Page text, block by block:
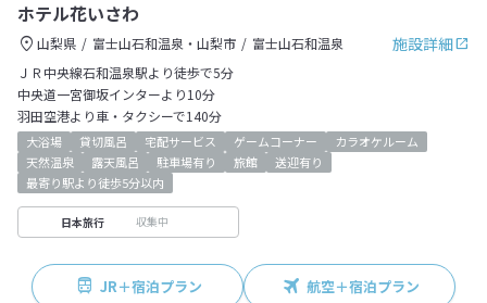
ホテル花いさわ
施設詳細
山梨県 富士山石和温泉・山梨市
富士山石和温泉
ＪＲ中央線石和温泉駅より徒歩で5分
中央道一宮御坂インターより10分
羽田空港より車・タクシーで140分
大浴場 貸切風呂 宅配サービス ゲームコーナー
カラオケルーム
天然温泉
露天風呂 駐車場有り 旅館
送迎有り
最寄り駅より徒歩5分以内
日本旅行 収集中
JR＋宿泊プラン 航空＋宿泊プラン